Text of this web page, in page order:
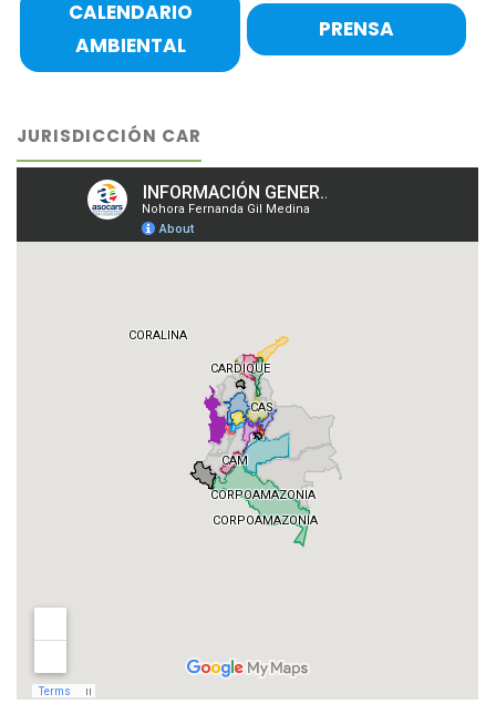
CALENDARIO
AMBIENTAL
PRENSA
JURISDICCIÓN CAR